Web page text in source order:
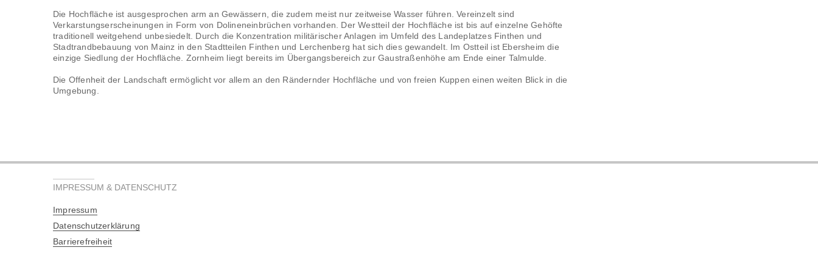
Die Hochfläche ist ausgesprochen arm an Gewässern, die zudem meist nur zeitweise Wasser führen. Vereinzelt sind
Verkarstungserscheinungen in Form von Dolineneinbrüchen vorhanden. Der Westteil der Hochfläche ist bis auf einzelne Gehöfte
traditionell weitgehend unbesiedelt. Durch die Konzentration militärischer Anlagen im Umfeld des Landeplatzes Finthen und
Stadtrandbebauung von Mainz in den Stadtteilen Finthen und Lerchenberg hat sich dies gewandelt. Im Ostteil ist Ebersheim die
einzige Siedlung der Hochfläche. Zornheim liegt bereits im Übergangsbereich zur Gaustraßenhöhe am Ende einer Talmulde.
Die Offenheit der Landschaft ermöglicht vor allem an den Rändernder Hochfläche und von freien Kuppen einen weiten Blick in die
Umgebung.
IMPRESSUM & DATENSCHUTZ
Impressum
Datenschutzerklärung
Barrierefreiheit